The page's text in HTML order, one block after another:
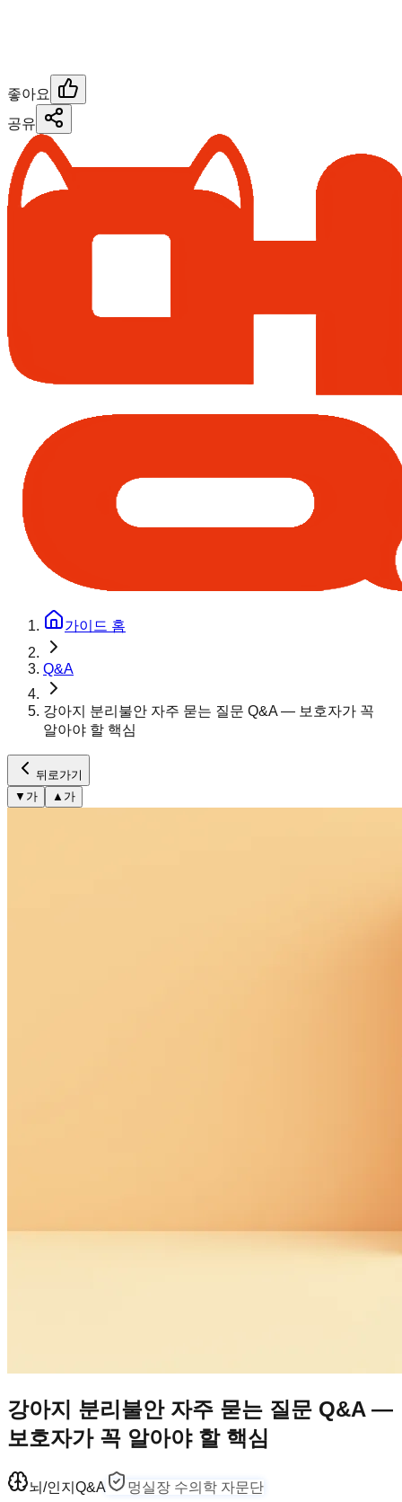
좋아요
공유
가이드 홈
Q&A
강아지 분리불안 자주 묻는 질문 Q&A — 보호자가 꼭
알아야 할 핵심
뒤로가기
▼ 가 ▲ 가
강아지 분리불안 자주 묻는 질문 Q&A —
보호자가 꼭 알아야 할 핵심
뇌/인지 Q&A 멍실장 수의학 자문단